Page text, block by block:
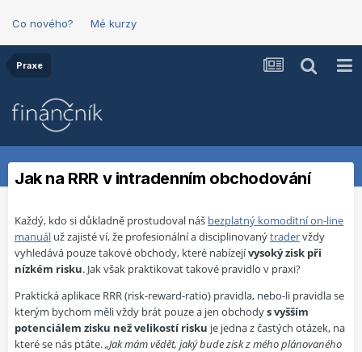
Co nového? Mé kurzy
Praxe
Jak na RRR v intradenním obchodování
Každý, kdo si důkladně prostudoval náš bezplatný komoditní on-line
manuál už zajisté ví, že profesionální a disciplinovanýtradervždy
vyhledává pouze takové obchody, které nabízejívysoký zisk při
nízkém risku. Jak však praktikovat takové pravidlo v praxi?
Praktická aplikace RRR (risk-reward-ratio) pravidla, nebo-li pravidla se
kterým bychom měli vždy brát pouze a jen obchodys vyšším
potenciálem zisku než velikostí risku je jedna z častých otázek, na
které se nás ptáte.„Jak mám vědět, jaký bude zisk z mého plánovaného